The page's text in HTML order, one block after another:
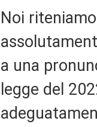
Noi
a una
legge del